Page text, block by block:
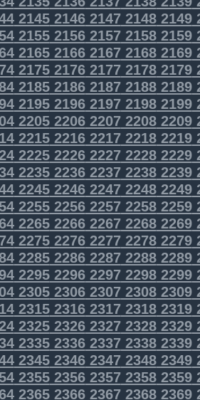
21452146214721482149
21552156215721582159
21652166216721682169
21752176217721782179
21852186218721882189
21952196219721982199
22052206220722082209
22152216221722182219
22252226222722282229
22352236223722382239
22452246224722482249
22552256225722582259
22652266226722682269
22752276227722782279
22852286228722882289
22952296229722982299
23052306230723082309
23152316231723182319
23252326232723282329
23352336233723382339
23452346234723482349
23552356235723582359
23652366236723682369